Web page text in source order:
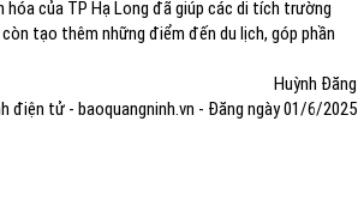
của TP Hạ Long đã giúp các di tích trường
tạo thêm những điểm đến du lịch, góp phần
Huỳnh Đăng
điện tử - baoquangninh.vn - Đăng ngày 01/6/2025